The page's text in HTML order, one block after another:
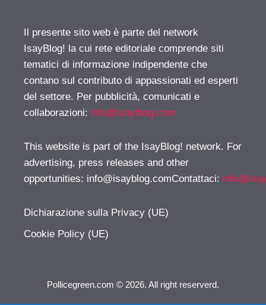
Il presente sito web è parte del network
IsayBlog! la cui rete editoriale comprende siti
tematici di informazione indipendente che
contano sul contributo di appassionati ed esperti
del settore. Per pubblicità, comunicati e
collaborazioni: info@isayblog.com
This website is part of the IsayBlog! network. For
advertising, press releases and other
opportunities: info@isayblog.comContattaci:
Dichiarazione sulla Privacy (UE)
Cookie Policy (UE)
Pollicegreen.com © 2026. All right reserverd.